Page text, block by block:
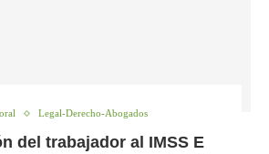
Legal-Derecho-Abogados
del trabajador al IMSS E